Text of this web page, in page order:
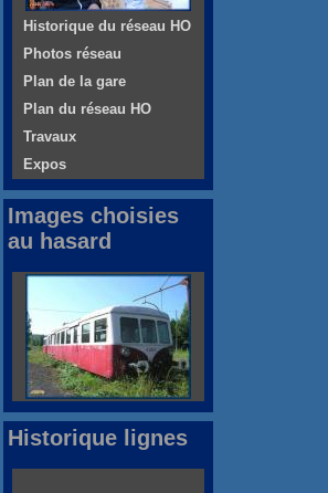
Historique du réseau HO
Photos réseau
Plan de la gare
Plan du réseau HO
Travaux
Expos
Images choisies
au hasard
Historique lignes